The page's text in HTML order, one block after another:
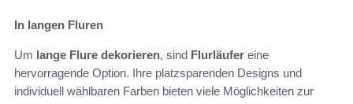
In langen Fluren
Um lange Flure dekorieren, sind Flurläufer eine
hervorragende Option. Ihre platzsparenden Designs und
individuell wählbaren Farben bieten viele Möglichkeiten zur